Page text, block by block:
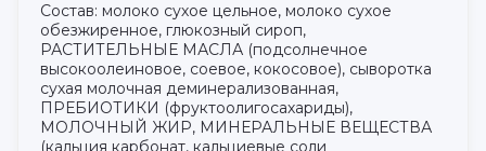
Состав: молоко сухое цельное, молоко сухое
обезжиренное, глюкозный сироп,
РАСТИТЕЛЬНЫЕ МАСЛА (подсолнечное
высокоолеиновое, соевое, кокосовое), сыворотка
сухая молочная деминерализованная,
ПРЕБИОТИКИ (фруктоолигосахариды),
МОЛОЧНЫЙ ЖИР, МИНЕРАЛЬНЫЕ ВЕЩЕСТВА
(кальция карбонат, кальциевые соли